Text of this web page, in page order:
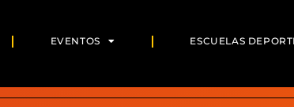
EVENTOS ESCUELAS